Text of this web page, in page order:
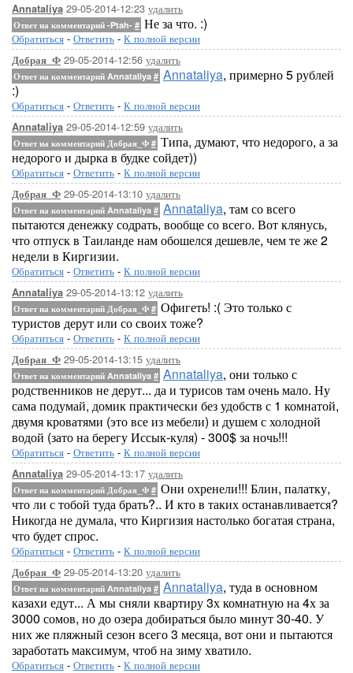
Annataliya 29-05-2014-12:23 удалить
Ответ на комментарий -Ptah- # Не за что. :)
Обратиться - Ответить - К полной версии
Добрая_Ф 29-05-2014-12:56 удалить
Ответ на комментарий Annataliya # Annataliya, примерно 5 рублей
:)
Обратиться - Ответить - К полной версии
Annataliya 29-05-2014-12:59 удалить
Ответ на комментарий Добрая_Ф # Типа, думают, что недорого, а за
недорого и дырка в будке сойдет))
Обратиться - Ответить - К полной версии
Добрая_Ф 29-05-2014-13:10 удалить
Ответ на комментарий Annataliya # Annataliya, там со всего
пытаются денежку содрать, вообще со всего. Вот клянусь,
что отпуск в Таиланде нам обошелся дешевле, чем те же 2
недели в Киргизии.
Обратиться - Ответить - К полной версии
Annataliya 29-05-2014-13:12 удалить
Ответ на комментарий Добрая_Ф # Офигеть! :( Это только с
туристов дерут или со своих тоже?
Обратиться - Ответить - К полной версии
Добрая_Ф 29-05-2014-13:15 удалить
Ответ на комментарий Annataliya # Annataliya, они только с
родственников не дерут... да и турисов там очень мало. Ну
сама подумай, домик практически без удобств с 1 комнатой,
двумя кроватями (это все из мебели) и душем с холодной
водой (зато на берегу Иссык-куля) - 300$ за ночь!!!
Обратиться - Ответить - К полной версии
Annataliya 29-05-2014-13:17 удалить
Ответ на комментарий Добрая_Ф # Они охренели!!! Блин, палатку,
что ли с тобой туда брать?.. И кто в таких останавливается?
Никогда не думала, что Киргизия настолько богатая страна,
что будет спрос.
Обратиться - Ответить - К полной версии
Добрая_Ф 29-05-2014-13:20 удалить
Ответ на комментарий Annataliya # Annataliya, туда в основном
казахи едут... А мы сняли квартиру 3х комнатную на 4х за
3000 сомов, но до озера добираться было минут 30-40. У
них же пляжный сезон всего 3 месяца, вот они и пытаются
заработать максимум, чтоб на зиму хватило.
Обратиться - Ответить - К полной версии